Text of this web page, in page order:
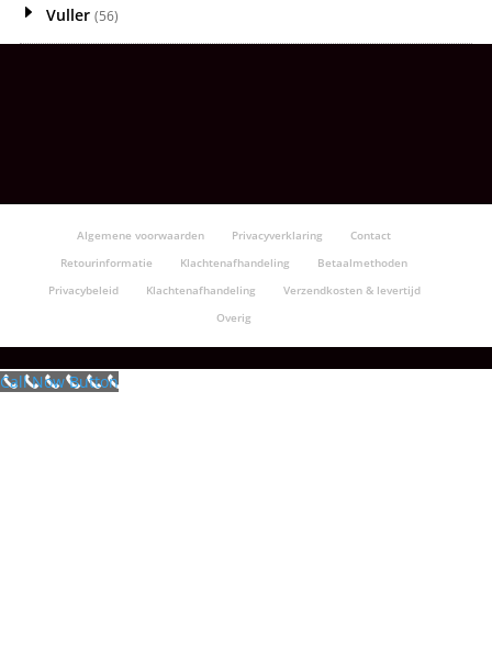
Vuller (56)
Algemene voorwaarden Privacyverklaring
Contact
Retourinformatie
Klachtenafhandeling
Betaalmethoden
Privacybeleid
Klachtenafhandeling
Verzendkosten & levertijd
Overig
Call Now Button